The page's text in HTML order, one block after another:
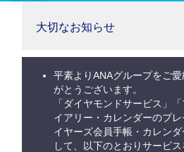
大切なお知らせ
平素よりANAグループをご
がとうございます。
「ダイヤモンドサービス」
イアリー・カレンダーのプ
イヤーズ会員手帳・カレン
して、以下のとおりサービ